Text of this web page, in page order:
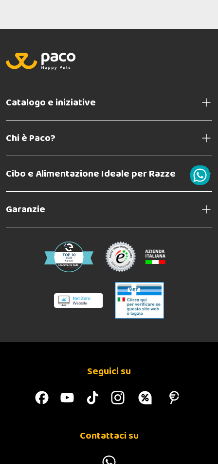
Catalogo e iniziative
Chi è Paco?
Cibo e Alimentazione Ideale per Razze
Garanzie
Seguici su
Contattaci su